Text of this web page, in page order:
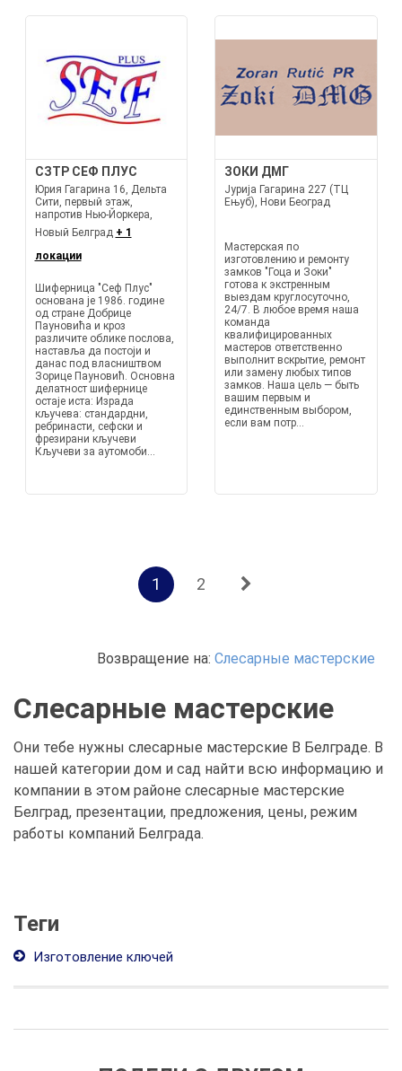
СЗТР СЕФ ПЛУС
Юрия Гагарина 16, Дельта
Сити, первый этаж,
напротив Нью-Йоркера,
Новый Белград + 1
локации
Шиферница "Сеф Плус"
основана је 1986. године
од стране Добрице
Пауновића и кроз
различите облике послова,
наставља да постоји и
данас под власништвом
Зорице Пауновић. Основна
делатност шифернице
остаје иста: Израда
кључева: стандардни,
ребринасти, сефски и
фрезирани кључеви
Кључеви за аутомоби...
ЗОКИ ДМГ
Јурија Гагарина 227 (ТЦ
Ењуб), Нови Београд
Мастерская по
изготовлению и ремонту
замков "Гоца и Зоки"
готова к экстренным
выездам круглосуточно,
24/7. В любое время наша
команда
квалифицированных
мастеров ответственно
выполнит вскрытие, ремонт
или замену любых типов
замков. Наша цель — быть
вашим первым и
единственным выбором,
если вам потр...
1 2
Возвращение на: Слесарные мастерские
Слесарные мастерские
Они тебе нужны слесарные мастерские В Белграде. В
нашей категории дом и сад найти всю информацию и
компании в этом районе слесарные мастерские
Белград, презентации, предложения, цены, режим
работы компаний Белграда.
Теги
Изготовление ключей